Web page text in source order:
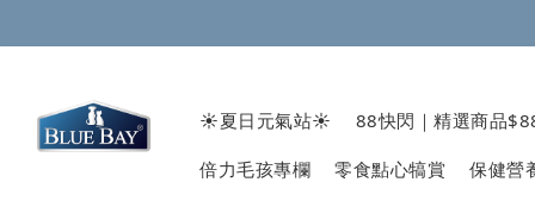
☀️夏日元氣站☀️ 88快閃｜精選商品
倍力毛孩專欄 零食點心犒賞 保健營